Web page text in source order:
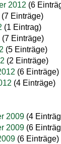
2012 (6
(7 Einträge)
(1 Eintrag)
(7 Einträge)
(5 Einträge)
(2 Einträge)
(6 Einträge)
(4 Einträge)
2009 (4
2009 (6
(6 Einträge)